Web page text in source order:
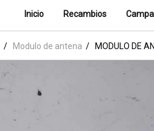
Inicio Recambios
Modulo de antena MODULO DE